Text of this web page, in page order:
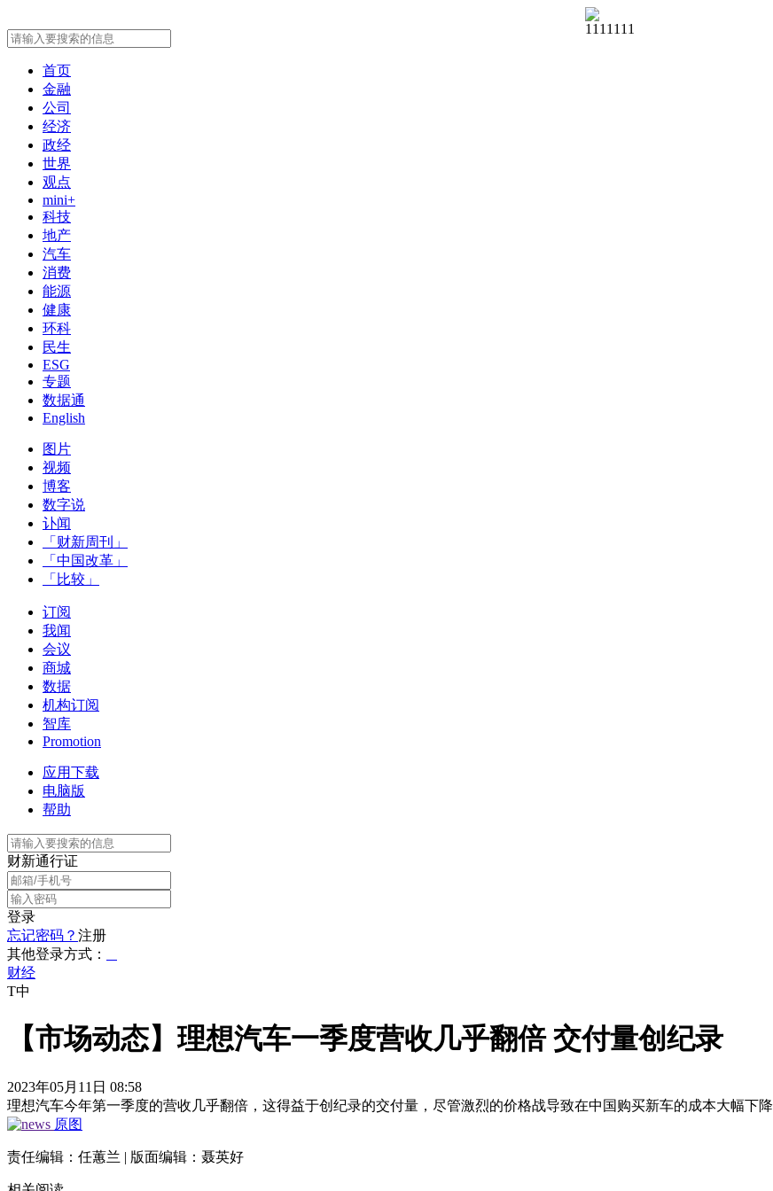
首页
金融
公司
经济
政经
世界
观点
mini+
科技
地产
汽车
消费
能源
健康
环科
民生
ESG
专题
数据通
English
图片
视频
博客
数字说
讣闻
「财新周刊」
「中国改革」
「比较」
订阅
我闻
会议
商城
数据
机构订阅
智库
Promotion
应用下载
电脑版
帮助
财新通行证
登录
忘记密码？ 注册
其他登录方式：
财经
T中
【市场动态】理想汽车一季度营收几乎翻倍 交付量创纪录
2023年05月11日 08:58
理想汽车今年第一季度的营收几乎翻倍，这得益于创纪录的交付量，尽管激烈的价格战导致在中国购买新车的成本大幅下降
原图
责任编辑：任蕙兰 | 版面编辑：聂英好